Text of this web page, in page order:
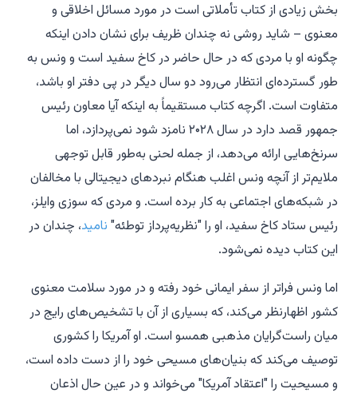
بخش زیادی از کتاب تأملاتی است در مورد مسائل اخلاقی و
معنوی – شاید روشی نه چندان ظریف برای نشان دادن اینکه
چگونه او با مردی که در حال حاضر در کاخ سفید است و ونس به
طور گسترده‌ای انتظار می‌رود دو سال دیگر در پی دفتر او باشد،
متفاوت است. اگرچه کتاب مستقیماً به اینکه آیا معاون رئیس
جمهور قصد دارد در سال ۲۰۲۸ نامزد شود نمی‌پردازد، اما
سرنخ‌هایی ارائه می‌دهد، از جمله لحنی به‌طور قابل توجهی
ملایم‌تر از آنچه ونس اغلب هنگام نبردهای دیجیتالی با مخالفان
در شبکه‌های اجتماعی به کار برده است. و مردی که سوزی وایلز،
رئیس ستاد کاخ سفید، او را "نظریه‌پرداز توطئه" نامید، چندان در
این کتاب دیده نمی‌شود.
اما ونس فراتر از سفر ایمانی خود رفته و در مورد سلامت معنوی
کشور اظهارنظر می‌کند، که بسیاری از آن با تشخیص‌های رایج در
میان راست‌گرایان مذهبی همسو است. او آمریکا را کشوری
توصیف می‌کند که بنیان‌های مسیحی خود را از دست داده است،
و مسیحیت را "اعتقاد آمریکا" می‌خواند و در عین حال اذعان